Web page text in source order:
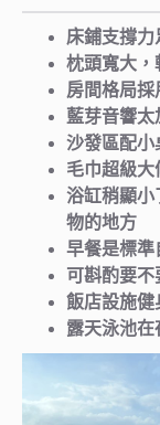
床鋪支撐力
枕頭寬大，
房間格局
藍芽音響
沙發區配小
毛巾超級
浴缸稍顯小
物的地方
早餐是標準
可斟酌要
飯店設施健
露天泳池